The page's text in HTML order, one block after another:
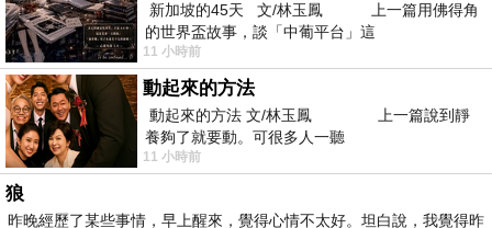
新加坡的45天 文/林玉鳳 上一篇用佛得角
的世界盃故事，談「中葡平台」這
11 小時前
動起來的方法
動起來的方法 文/林玉鳳 上一篇說到靜
養夠了就要動。可很多人一聽
11 小時前
狼
昨晚經歷了某些事情，早上醒來，覺得心情不太好。坦白說，我覺得昨